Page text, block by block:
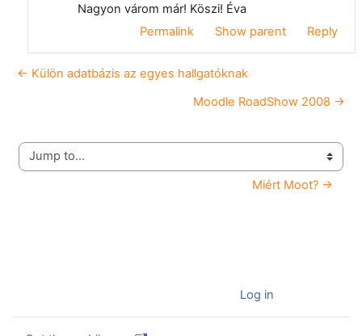
Nagyon várom már! Köszi! Éva
Permalink
Show parent Reply
← Külön adatbázis az egyes hallgatóknak
Moodle RoadShow 2008 →
Jump to...
Miért Moot? →
Log in